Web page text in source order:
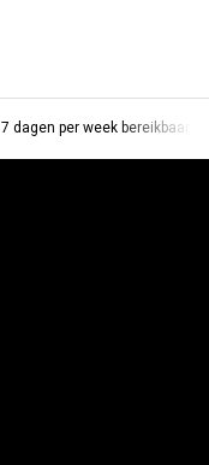
7 dagen per week bereikbaar